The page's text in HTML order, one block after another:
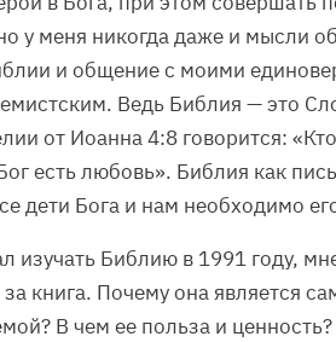
у меня никогда даже и мысли
и общение с моими
Ведь Библия — это
от Иоанна 4:8 говорится:
есть любовь». Библия как
дети Бога и нам необходимо
изучать Библию в 1991 году,
за книга. Почему она является
В чем ее польза и